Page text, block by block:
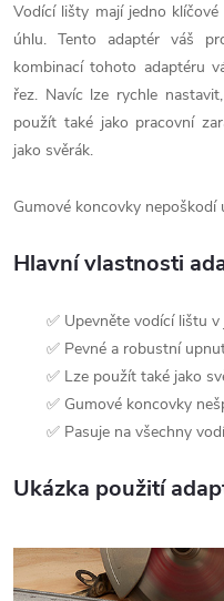
Vodící lišty mají jedno
úhlu. Tento adaptér váš
kombinací tohoto adaptéru
řez. Navíc lze rychle
použít také jako pracovní
jako svěrák.
Gumové koncovky nepoškodí
Hlavní vlastnosti
✅ Upevněte vodící lištu
✅ Pevné a robustní
✅ Lze použít také jako
✅ Gumové koncovky
✅ Pasuje na všechny
Ukázka použití